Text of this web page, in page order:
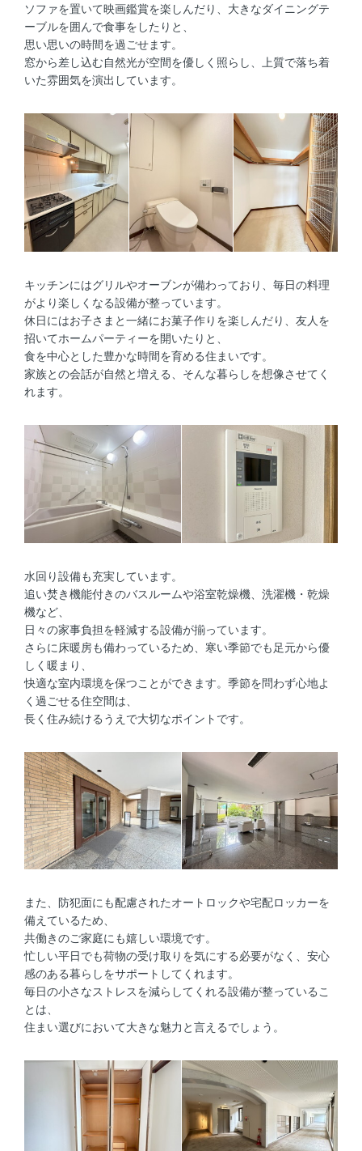
ソファを置いて映画鑑賞を楽しんだり、大きなダイニングテ
ーブルを囲んで食事をしたりと、
思い思いの時間を過ごせます。
窓から差し込む自然光が空間を優しく照らし、上質で落ち着
いた雰囲気を演出しています。
キッチンにはグリルやオーブンが備わっており、毎日の料理
がより楽しくなる設備が整っています。
休日にはお子さまと一緒にお菓子作りを楽しんだり、友人を
招いてホームパーティーを開いたりと、
食を中心とした豊かな時間を育める住まいです。
家族との会話が自然と増える、そんな暮らしを想像させてく
れます。
水回り設備も充実しています。
追い焚き機能付きのバスルームや浴室乾燥機、洗濯機・乾燥
機など、
日々の家事負担を軽減する設備が揃っています。
さらに床暖房も備わっているため、寒い季節でも足元から優
しく暖まり、
快適な室内環境を保つことができます。季節を問わず心地よ
く過ごせる住空間は、
長く住み続けるうえで大切なポイントです。
また、防犯面にも配慮されたオートロックや宅配ロッカーを
備えているため、
共働きのご家庭にも嬉しい環境です。
忙しい平日でも荷物の受け取りを気にする必要がなく、安心
感のある暮らしをサポートしてくれます。
毎日の小さなストレスを減らしてくれる設備が整っているこ
とは、
住まい選びにおいて大きな魅力と言えるでしょう。